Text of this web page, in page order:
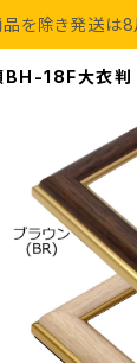
を除き発送は
BH-18F大衣